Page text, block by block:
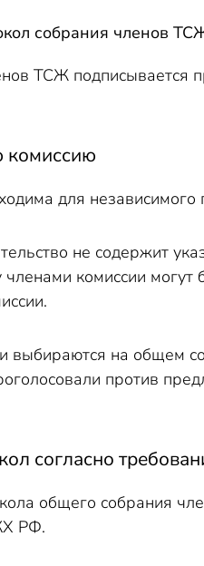
собрания членов
ТСЖ подписывается
комиссию
для
не содержит
членами комиссии
выбираются на общем
против
согласно
общего собрания
РФ.